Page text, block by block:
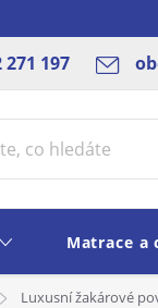
271 197
a tipy
Matrace a
Luxusní žakárové